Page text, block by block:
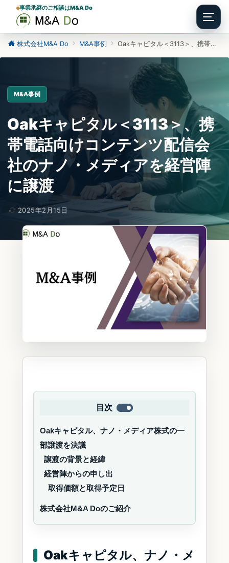
Menu
事業承継のご相談はM&A Do
株式会社M&A Do M&A事例 Oakキャピタル＜3113＞、携帯電話向けコンテンツ配信会社のナノ・メディアを経営陣に譲渡
M&A事例
Oakキャピタル＜3113＞、携
帯電話向けコンテンツ配信会
社のナノ・メディアを経営陣
に譲渡
2025年2月15日
目次
Oakキャピタル、ナノ・メディア株式の一
部譲渡を決議
譲渡の背景と経緯
経営陣からの申し出
取得価額と取得予定日
株式会社M&A Doのご紹介
Oakキャピタル、ナノ・メ